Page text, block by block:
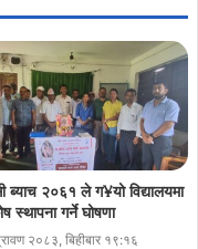
ब्याच २०६१ ले ग¥यो विद्यालयमा
स्थापना गर्ने घोषणा
२०८३, बिहीबार १९:१६